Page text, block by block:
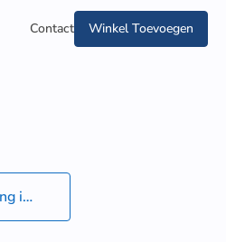
Contact Winkel Toevoegen
Routebeschrijving in Google Maps